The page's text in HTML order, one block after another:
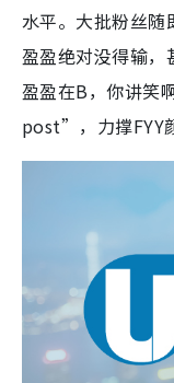
水平。大批粉丝随
盈盈绝对没得输
盈盈在B，你讲笑
post”，力撑FYY